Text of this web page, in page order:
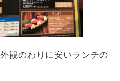
観のわりに安いランチの